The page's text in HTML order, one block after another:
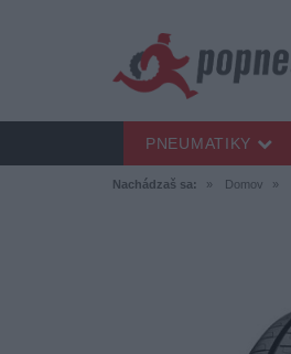
Nachádzaš sa: Domov
PNEUMATIKY